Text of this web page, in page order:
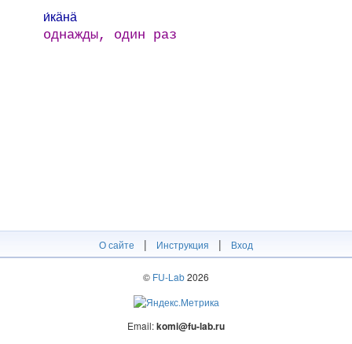
и́кӓнӓ
однажды, один раз
О сайте | Инструкция | Вход
© FU-Lab2026
Email:komi@fu-lab.ru